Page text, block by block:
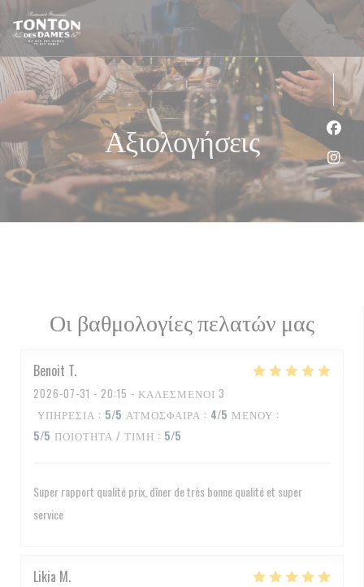
Πίνακας διαχείρισης "Μπισκότων" (Cookies)
Αξιολογήσεις
Οι βαθμολογίες πελατών μας
Benoit T
2026-07-31 - 20:15 - ΚΑΛΕΣΜΈΝΟΙ 3
ΥΠΗΡΕΣΊΑ : 5/5 ΑΤΜΌΣΦΑΙΡΑ : 4/5 ΜΕΝΟΎ :
5/5 ΠΟΙΌΤΗΤΑ / ΤΙΜΉ : 5/5
Super rapport qualité prix, dîner de très bonne qualité et super
service
Likia M